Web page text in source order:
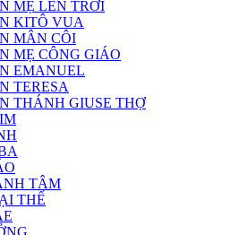
MẸ LÊN TRỜI
KITÔ VUA
MÂN CÔI
MẸ CÔNG GIÁO
EMANUEL
TERESA
THÁNH GIUSE THỢ
TÂM
THẾ